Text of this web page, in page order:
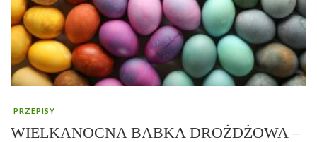
PRZEPISY
WIELKANOCNA BABKA DROŻDŻOWA –